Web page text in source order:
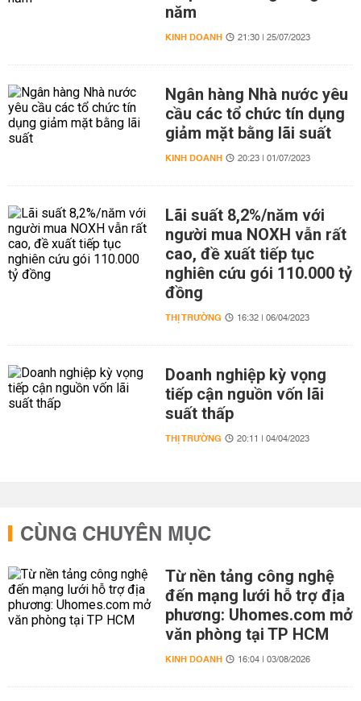
năm
KINH DOANH 21:30 | 25/07/2023
Ngân hàng Nhà nước yêu
cầu các tổ chức tín dụng
giảm mặt bằng lãi suất
KINH DOANH 20:23 | 01/07/2023
Lãi suất 8,2%/năm với
người mua NOXH vẫn rất
cao, đề xuất tiếp tục
nghiên cứu gói 110.000 tỷ
đồng
THỊ TRƯỜNG 16:32 | 06/04/2023
Doanh nghiệp kỳ vọng
tiếp cận nguồn vốn lãi
suất thấp
THỊ TRƯỜNG 20:11 | 04/04/2023
CÙNG CHUYÊN MỤC
Từ nền tảng công nghệ
đến mạng lưới hỗ trợ địa
phương: Uhomes.com mở
văn phòng tại TP HCM
KINH DOANH 16:04 | 03/08/2026